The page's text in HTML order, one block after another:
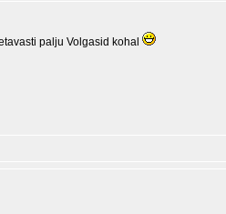
palju Volgasid kohal